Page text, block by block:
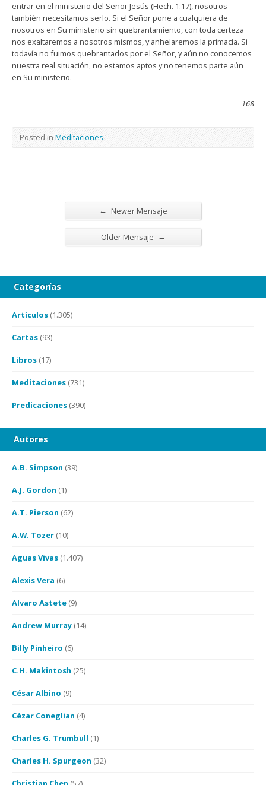
entrar en el ministerio del Señor Jesús (Hech. 1:17), nosotros
también necesitamos serlo. Si el Señor pone a cualquiera de
nosotros en Su ministerio sin quebrantamiento, con toda certeza
nos exaltaremos a nosotros mismos, y anhelaremos la primacía. Si
todavía no fuimos quebrantados por el Señor, y aún no conocemos
nuestra real situación, no estamos aptos y no tenemos parte aún
en Su ministerio.
168
Posted in Meditaciones
← Newer Mensaje
Older Mensaje →
Categorías
Artículos (1.305)
Cartas (93)
Libros (17)
Meditaciones (731)
Predicaciones (390)
Autores
A.B. Simpson (39)
A.J. Gordon (1)
A.T. Pierson (62)
A.W. Tozer (10)
Aguas Vivas (1.407)
Alexis Vera (6)
Alvaro Astete (9)
Andrew Murray (14)
Billy Pinheiro (6)
C.H. Makintosh (25)
César Albino (9)
Cézar Coneglian (4)
Charles G. Trumbull (1)
Charles H. Spurgeon (32)